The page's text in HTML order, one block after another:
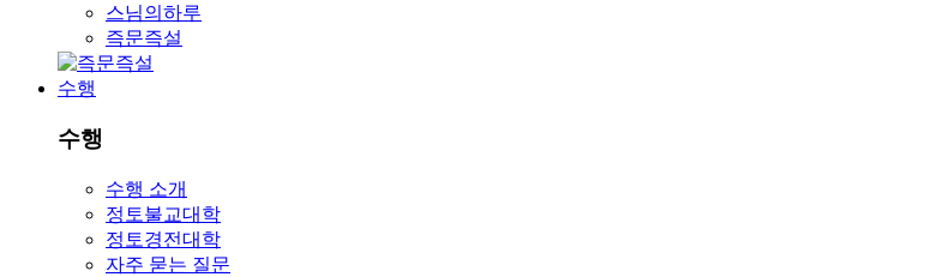
스님의하루
즉문즉설
수행
수행
수행 소개
정토불교대학
정토경전대학
자주 묻는 질문